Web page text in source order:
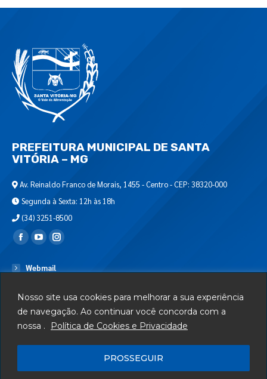
Nosso site usa cookies para melhorar a sua experiência
de navegação. Ao continuar você concorda com a
nossa .
Política de Cookies e Privacidade
PROSSEGUIR
PREFEITURA MUNICIPAL DE SANTA
VITÓRIA – MG
Av. Reinaldo Franco de Morais, 1455 - Centro - CEP: 38320-000
Segunda à Sexta: 12h às 18h
(34) 3251-8500
Encontre-nos em:
Webmail
Serviços
Telefones Úteis